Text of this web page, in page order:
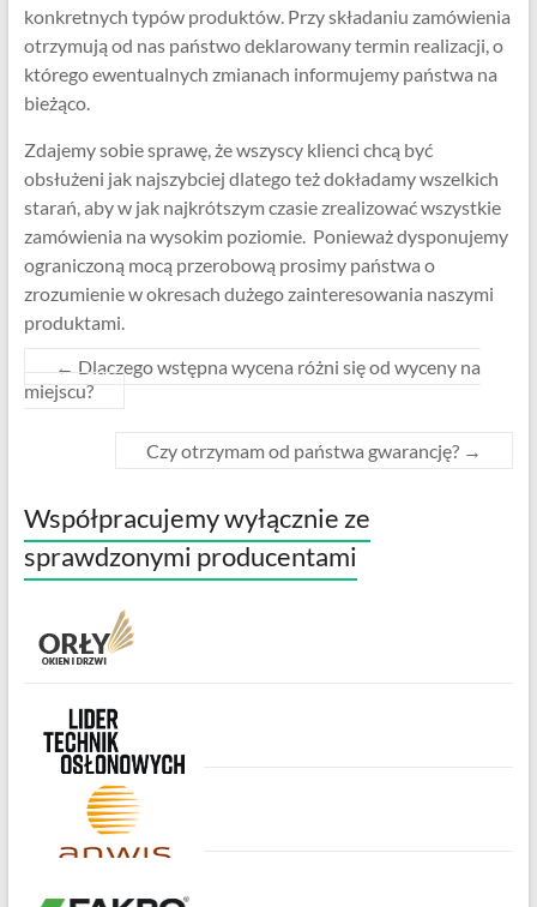
konkretnych typów produktów. Przy składaniu zamówienia
otrzymują od nas państwo deklarowany termin realizacji, o
którego ewentualnych zmianach informujemy państwa na
bieżąco.
Zdajemy sobie sprawę, że wszyscy klienci chcą być
obsłużeni jak najszybciej dlatego też dokładamy wszelkich
starań, aby w jak najkrótszym czasie zrealizować wszystkie
zamówienia na wysokim poziomie. Ponieważ dysponujemy
ograniczoną mocą przerobową prosimy państwa o
zrozumienie w okresach dużego zainteresowania naszymi
produktami.
← Dlaczego wstępna wycena różni się od wyceny na
miejscu?
Czy otrzymam od państwa gwarancję? →
Współpracujemy wyłącznie ze
sprawdzonymi producentami